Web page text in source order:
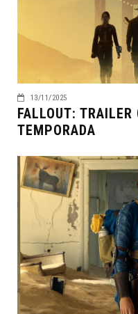
13/11/2025
FALLOUT:
TEMPORADA